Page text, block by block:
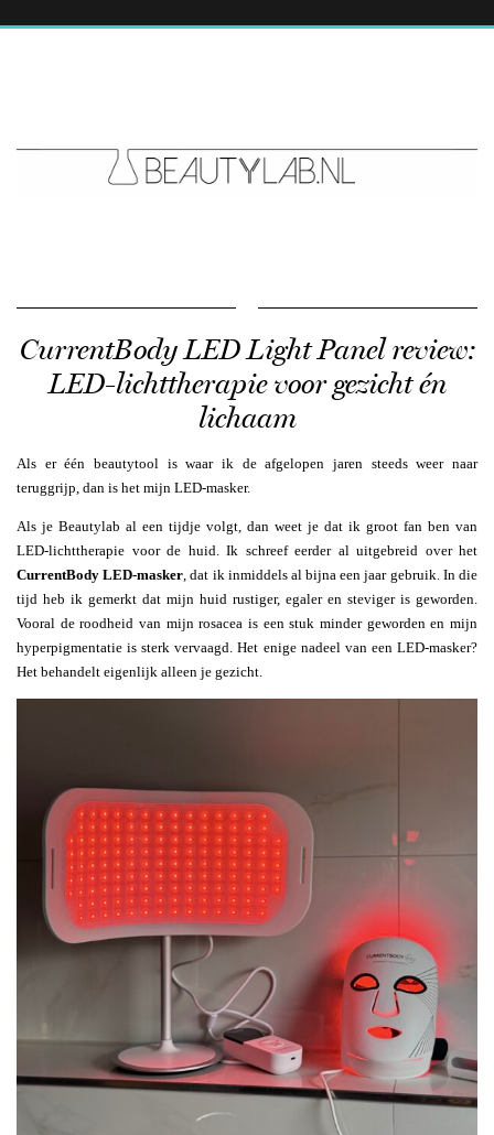
CurrentBody LED Light Panel review:
LED-lichttherapie voor gezicht én
lichaam
Als er één beautytool is waar ik de afgelopen jaren steeds weer naar
teruggrijp, dan is het mijn LED-masker.
Als je Beautylab al een tijdje volgt, dan weet je dat ik groot fan ben van
LED-lichttherapie voor de huid. Ik schreef eerder al uitgebreid over het
CurrentBody LED-masker , dat ik inmiddels al bijna een jaar gebruik. In die
tijd heb ik gemerkt dat mijn huid rustiger, egaler en steviger is geworden.
Vooral de roodheid van mijn rosacea is een stuk minder geworden en mijn
hyperpigmentatie is sterk vervaagd. Het enige nadeel van een LED-masker?
Het behandelt eigenlijk alleen je gezicht.